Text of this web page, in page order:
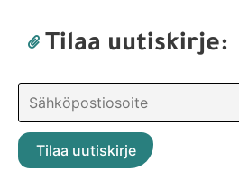
Tilaa uutiskirje: